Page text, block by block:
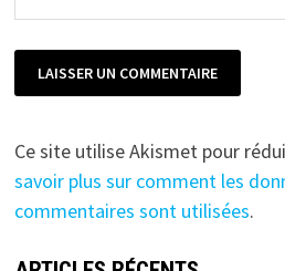
Ce site utilise Akismet pour
savoir plus sur comment les
commentaires sont utilisées.